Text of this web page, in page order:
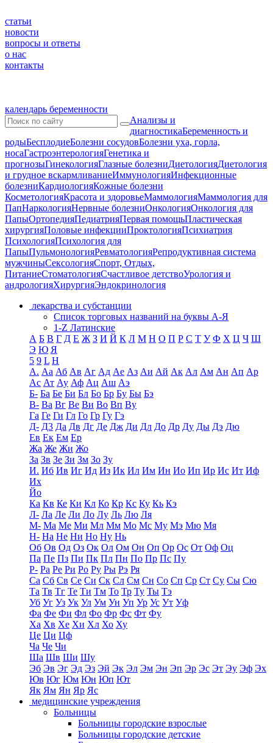
статьи
новости
вопросы и ответы
о нас
контакты
календарь беременности
Анализы и
диагностикаБеременность и
родыБесплодиеБолезни сосудовБолезни уха, горла,
носаГастроэнтерологияГенетика и
прогнозыГинекологияГлазные болезниДиетологияДиетология
и грудное вскармливаниеИммунологияИнфекционные
болезниКардиологияКожные болезни
КосметологияКрасота и здоровьеМаммологияМаммология для
ПапНаркологияНервные болезниОнкологияОнкология для
ПапыОртопедияПедиатрияПервая помощьПластическая
хирургияПоловые инфекцииПроктологияПсихиатрия
ПсихологияПсихология для
ПапыПульмонологияРевматологияРепродуктивная система
мужчиныСексологияСпорт, Отдых,
ПитаниеСтоматологияСчастливое детствоУрология и
андрологияХирургияЭндокринология
лекарства и субстанции
Список торговых названий на буквы А-Я
1-Z Латинские
А Б В Г Д Е Ж З И Й К Л М Н О П Р С Т У Ф Х Ц Ч Ш
Э Ю Я
5 9 L H
А. Аа Аб Ав Аг Ад Ае Аз Аи Ай Ак Ал Ам Ан Ап Ар
Ас Ат Ау Аф Ац Аш Аэ
Б- Ба Бе Би Бл Бо Бр Бу Бы Бэ
В- Ва Вг Ве Ви Во Вп Ву
Га Ге Ги Гл Го Гр Гу Гэ
Д- Д3 Да Дв Дг Де Дж Ди Дл До Др Ду Ды Дэ Дю
Ев Ек Ем Ер
Жа Же Жи Жо
За Зв Зе Зи Зм Зо Зу
И. Иб Ив Иг Ид Из Ик Ил Им Ин Ио Ип Ир Ис Ит Иф
Их
Йо
Ка Кв Ке Ки Кл Ко Кр Кс Ку Кь Кэ
Л- Ла Ле Ли Ло Лу Ль Лю Ля
М- Ма Ме Ми Мл Мм Мо Мс Му Мэ Мю Мя
Н- На Не Ни Но Ну Нь
Об Ов Од Оз Ок Ол Ом Он Оп Ор Ос От Оф Оц
Па Пе Пз Пи Пк Пл Пн По Пр Пс Пу
Р- Ра Ре Ри Ро Ру Ры Рэ Ря
Са Сб Св Се Си Ск Сл См Сн Со Сп Ср Ст Су Сы Сю
Та Тв Тг Те Ти Тм То Тр Ту Ты Тэ
Уб Уг Уз Ук Ул Ум Ун Уп Ур Ус Ут Уф
Фа Фе Фи Фл Фо Фр Фс Фт Фу
Ха Хв Хе Хи Хл Хо Ху
Це Ци Цф
Ча Че Чи
Ша Шв Ши Шу
Эб Эв Эг Эд Эз Эй Эк Эл Эм Эн Эп Эр Эс Эт Эу Эф Эх
Юв Юг Юм Юн Юп Ют
Як Ям Ян Яр Яс
медицинские учреждения
Больницы
Больницы городские взрослые
Больницы городские детские